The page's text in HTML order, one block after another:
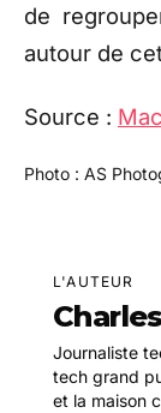
de
autour de
Source :
Photo : AS
L'AUTEUR
Journaliste
tech grand
et la maison